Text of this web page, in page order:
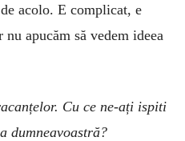
acolo. E complicat, e
apucăm să vedem ideea
Cu ce ne-ați ispiti
dumneavoastră?